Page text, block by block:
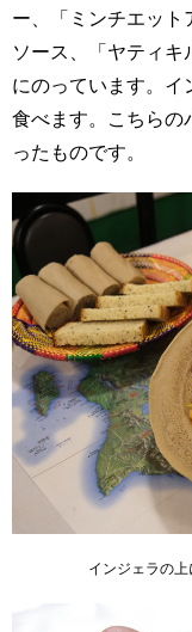
ー、「ミンチエット
ソース、「ヤティ
にのっています。
食べます。こちらの
ったものです。
インジェラの